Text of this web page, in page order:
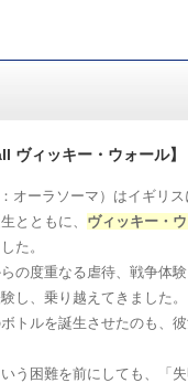
ヴィッキー・ウォール】
：オーラソーマ）はイギリ
とともに、 ヴィッキー・
た。
の度重なる虐待、戦争体験
し、乗り越えてきました。
トルを誕生させたのも、
う困難を前にしても、「